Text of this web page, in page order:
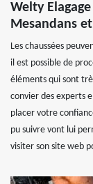
Welty
Mesandans
Les chaussées
il est possible de
éléments qui sont
convier des experts
placer votre
pu suivre vont lui
visiter son site web